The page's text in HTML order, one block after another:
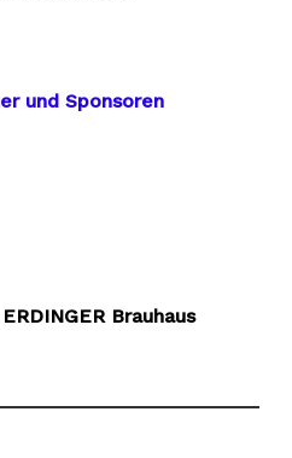
und Sponsoren
ERDINGER Brauhaus